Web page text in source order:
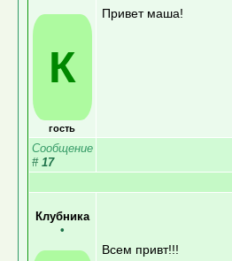
К
гость
Привет маша!
Сообщение
# 17
Клубника
•
Всем привт!!!